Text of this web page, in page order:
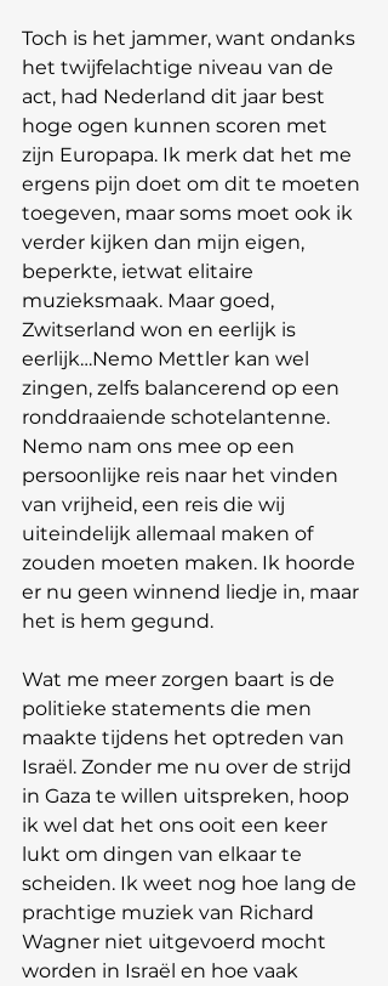
Toch is het jammer, want ondanks
het twijfelachtige niveau van de
act, had Nederland dit jaar best
hoge ogen kunnen scoren met
zijn Europapa. Ik merk dat het me
ergens pijn doet om dit te moeten
toegeven, maar soms moet ook ik
verder kijken dan mijn eigen,
beperkte, ietwat elitaire
muzieksmaak. Maar goed,
Zwitserland won en eerlijk is
eerlijk…Nemo Mettler kan wel
zingen, zelfs balancerend op een
ronddraaiende schotelantenne.
Nemo nam ons mee op een
persoonlijke reis naar het vinden
van vrijheid, een reis die wij
uiteindelijk allemaal maken of
zouden moeten maken. Ik hoorde
er nu geen winnend liedje in, maar
het is hem gegund.
Wat me meer zorgen baart is de
politieke statements die men
maakte tijdens het optreden van
Israël. Zonder me nu over de strijd
in Gaza te willen uitspreken, hoop
ik wel dat het ons ooit een keer
lukt om dingen van elkaar te
scheiden. Ik weet nog hoe lang de
prachtige muziek van Richard
Wagner niet uitgevoerd mocht
worden in Israël en hoe vaak